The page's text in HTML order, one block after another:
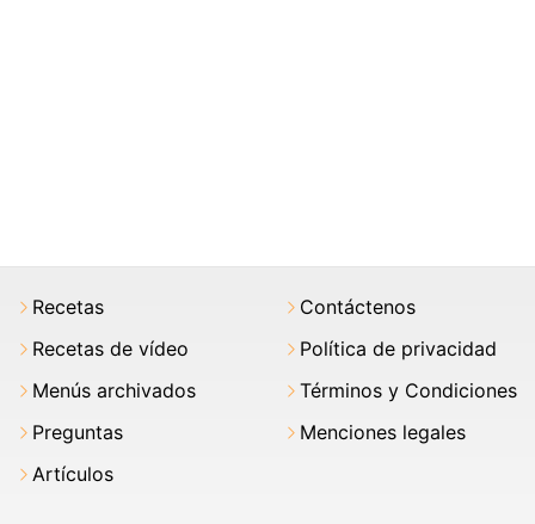
Recetas
Recetas de vídeo
Menús archivados
Preguntas
Artículos
Contáctenos
Política de privacidad
Términos y Condiciones
Menciones legales